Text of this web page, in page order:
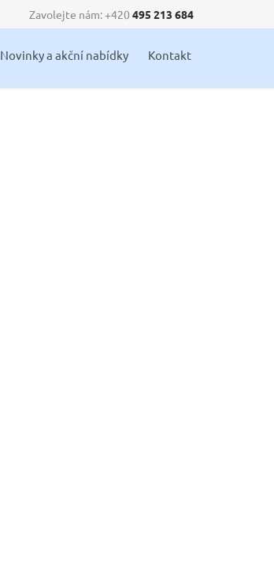
Zavolejte nám: +420 495 213 684
content
Novinky a akční nabídky Kontakt